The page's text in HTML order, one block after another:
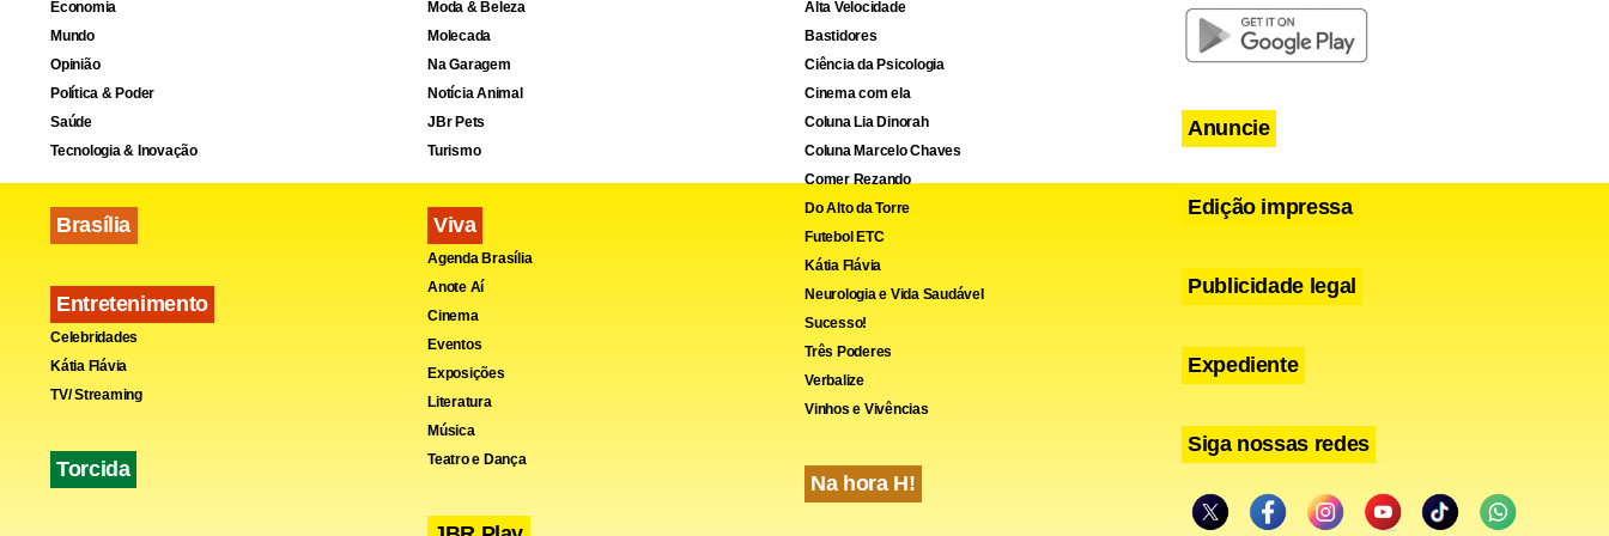
no teatro, meu bem, todo mundo ri. Mas nem todo mundo leva o troféu pra casa.
Economia
Mundo
Opinião
Política & Poder
Saúde
Tecnologia & Inovação
Brasília
Entretenimento
Celebridades
Kátia Flávia
TV/ Streaming
Torcida
Moda & Beleza
Molecada
Na Garagem
Notícia Animal
JBr Pets
Turismo
Viva
Agenda Brasília
Anote Aí
Cinema
Eventos
Exposições
Literatura
Música
Teatro e Dança
Alta Velocidade
Bastidores
Ciência da Psicologia
Cinema com ela
Coluna Lia Dinorah
Coluna Marcelo Chaves
Comer Rezando
Do Alto da Torre
Futebol ETC
Kátia Flávia
Neurologia e Vida Saudável
Sucesso!
Três Poderes
Verbalize
Vinhos e Vivências
Na hora H!
Anuncie
Edição impressa
Publicidade legal
Expediente
Siga nossas redes